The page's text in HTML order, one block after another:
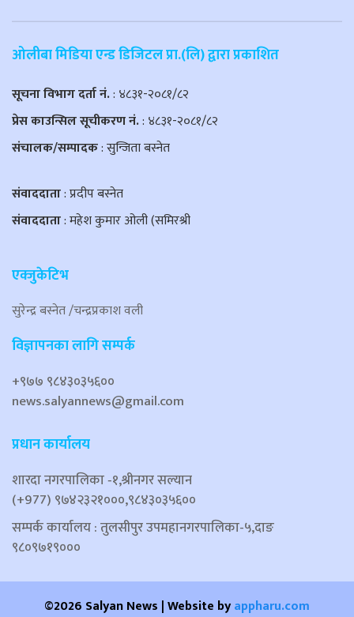
ओलीबा मिडिया एन्ड डिजिटल प्रा.(लि) द्वारा प्रकाशित
सूचना विभाग दर्ता नं.: ४८३१-२०८१/८२
प्रेस काउन्सिल सूचीकरण नं.: ४८३१-२०८१/८२
संचालक/सम्पादक: सुन्जिता बस्नेत
संवाददाता: प्रदीप बस्नेत
संवाददाता: महेश कुमार ओली (समिरश्री
एक्जुकेटिभ
सुरेन्द्र बस्नेत /चन्द्रप्रकाश वली
विज्ञापनका लागि सम्पर्क
+९७७ ९८४३०३५६००
news.salyannews@gmail.com
प्रधान कार्यालय
शारदा नगरपालिका ‐१,श्रीनगर सल्यान
(+977) ९७४२३२१०००,९८४३०३५६००
सम्पर्क कार्यालय : तुलसीपुर उपमहानगरपालिका-५,दाङ
९८०९७१९०००
©2026 Salyan News | Website byappharu.com